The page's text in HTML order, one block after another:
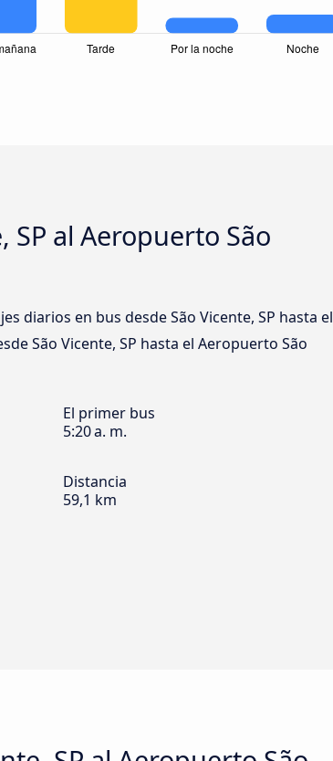
al Aeropuerto São
diarios en bus desde São Vicente, SP hasta el
São Vicente, SP hasta el Aeropuerto São
El primer bus
5:20 a. m.
Distancia
59,1 km